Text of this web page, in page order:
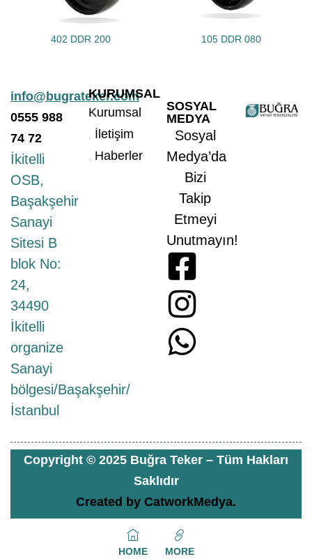
402 DDR 200 105 DDR 080
info@bugrateker.com
0555 988
74 72
İkitelli
OSB,
Başakşehir
Sanayi
Sitesi B
blok No:
24,
34490
İkitelli
organize
Sanayi
bölgesi/Başakşehir/
İstanbul
KURUMSAL
Kurumsal
İletişim
Haberler
SOSYAL
MEDYA
Sosyal
Medya’da
Bizi
Takip
Etmeyi
Unutmayın!
Copyright © 2025 Buğra Teker – Tüm Hakları
Saklıdır
Created by CatworkMedya.
HOME MORE